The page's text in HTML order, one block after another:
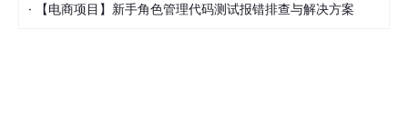
· 【电商项目】新手角色管理代码测试报错排查与解决方案